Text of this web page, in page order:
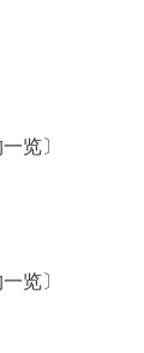
览〕
览〕